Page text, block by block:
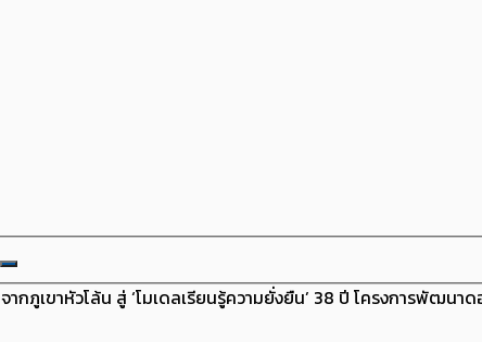
จากภูเขาหัวโล้น สู่ ‘โมเดลเรียนรู้ความยั่งยืน’ 38 ปี โครงการพัฒ